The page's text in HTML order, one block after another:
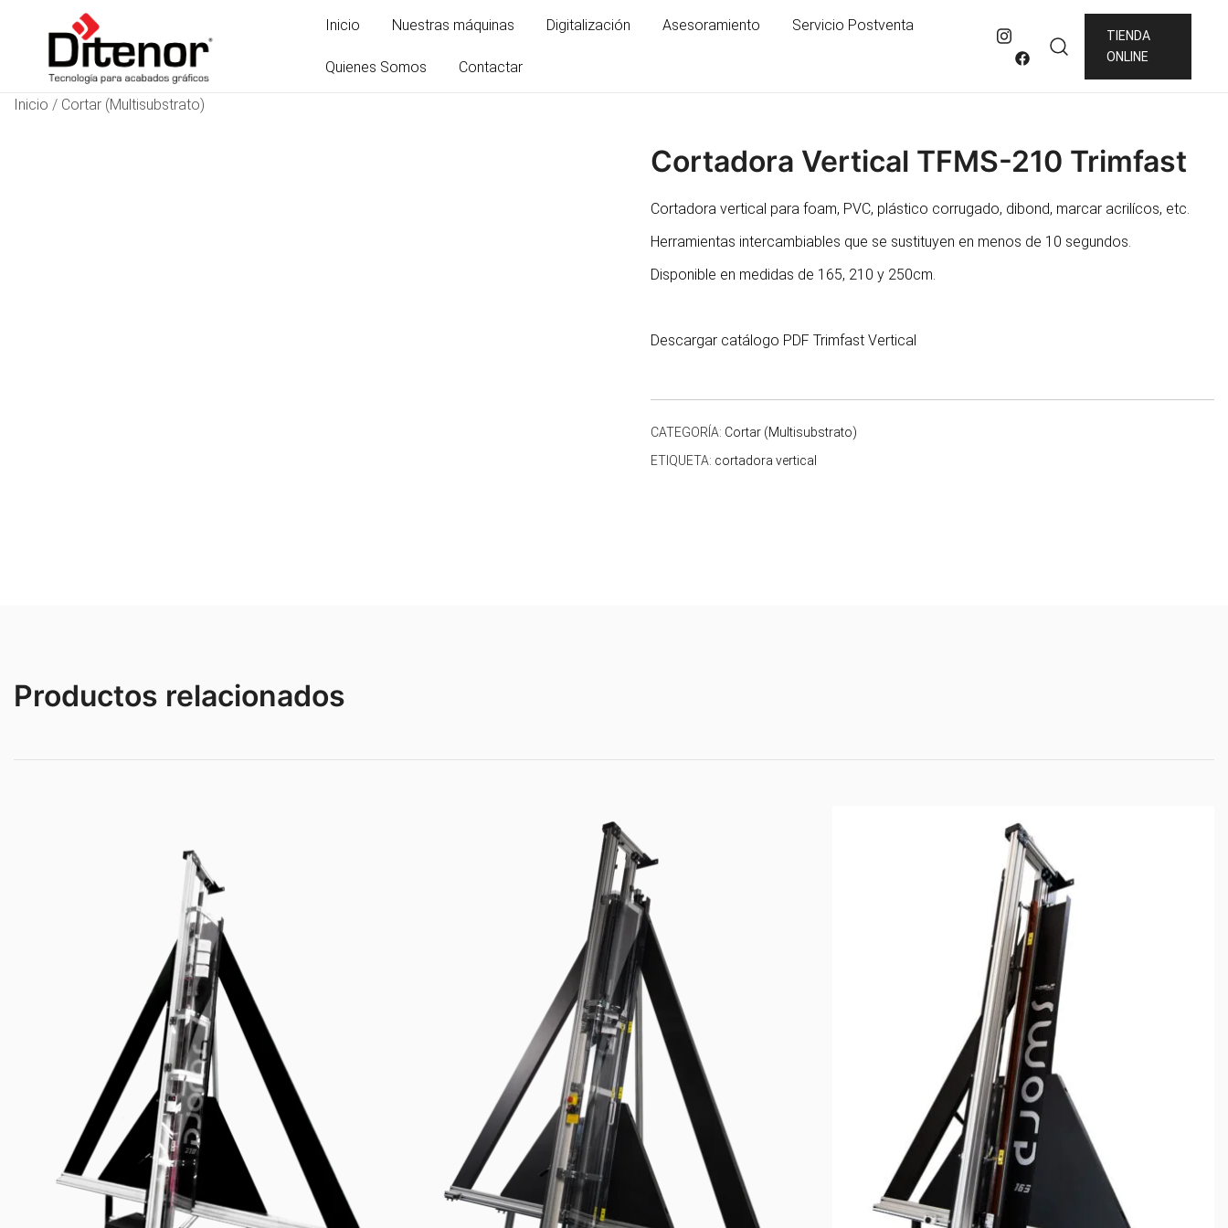
Ditenor
Tecnología para acabados gráficos
Inicio Nuestras máquinas Digitalización Asesoramiento Servicio Postventa
Quienes Somos Contactar
TIENDA
ONLINE
Inicio / Cortar (Multisubstrato)
Cortadora Vertical TFMS-210 Trimfast
Cortadora vertical para foam, PVC, plástico corrugado, dibond, marcar acrilícos, etc.
Herramientas intercambiables que se sustituyen en menos de 10 segundos.
Disponible en medidas de 165, 210 y 250cm.
Descargar catálogo PDF Trimfast Vertical
CATEGORÍA: Cortar (Multisubstrato)
ETIQUETA: cortadora vertical
Productos relacionados